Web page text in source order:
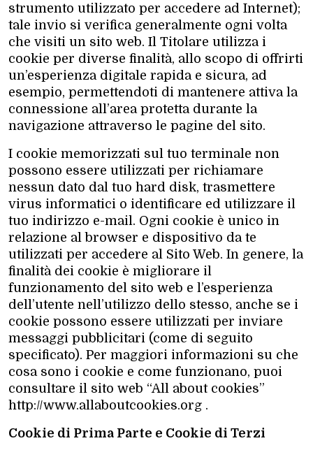
strumento utilizzato per accedere ad Internet);
tale invio si verifica generalmente ogni volta
che visiti un sito web. Il Titolare utilizza i
cookie per diverse finalità, allo scopo di offrirti
un’esperienza digitale rapida e sicura, ad
esempio, permettendoti di mantenere attiva la
connessione all’area protetta durante la
navigazione attraverso le pagine del sito.
I cookie memorizzati sul tuo terminale non
possono essere utilizzati per richiamare
nessun dato dal tuo hard disk, trasmettere
virus informatici o identificare ed utilizzare il
tuo indirizzo e-mail. Ogni cookie è unico in
relazione al browser e dispositivo da te
utilizzati per accedere al Sito Web. In genere, la
finalità dei cookie è migliorare il
funzionamento del sito web e l’esperienza
dell’utente nell’utilizzo dello stesso, anche se i
cookie possono essere utilizzati per inviare
messaggi pubblicitari (come di seguito
specificato). Per maggiori informazioni su che
cosa sono i cookie e come funzionano, puoi
consultare il sito web “All about cookies”
http://www.allaboutcookies.org .
Cookie di Prima Parte e Cookie di Terzi